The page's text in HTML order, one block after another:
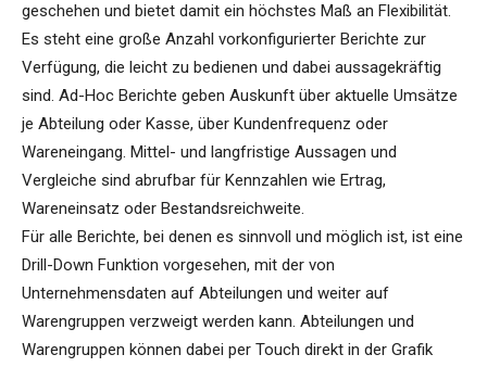
geschehen und bietet damit ein höchstes Maß an Flexibilität.
Es steht eine große Anzahl vorkonfigurierter Berichte zur
Verfügung, die leicht zu bedienen und dabei aussagekräftig
sind. Ad-Hoc Berichte geben Auskunft über aktuelle Umsätze
je Abteilung oder Kasse, über Kundenfrequenz oder
Wareneingang. Mittel- und langfristige Aussagen und
Vergleiche sind abrufbar für Kennzahlen wie Ertrag,
Wareneinsatz oder Bestandsreichweite.
Für alle Berichte, bei denen es sinnvoll und möglich ist, ist eine
Drill-Down Funktion vorgesehen, mit der von
Unternehmensdaten auf Abteilungen und weiter auf
Warengruppen verzweigt werden kann. Abteilungen und
Warengruppen können dabei per Touch direkt in der Grafik